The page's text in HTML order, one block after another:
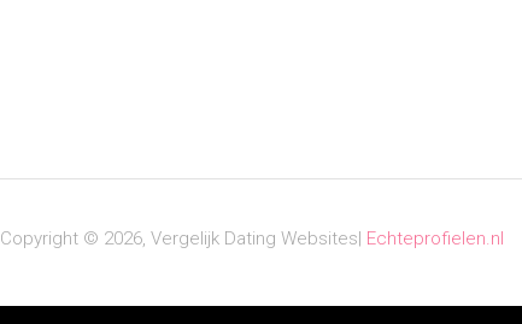
Copyright © 2026, Vergelijk Dating Websites| Echteprofielen.nl